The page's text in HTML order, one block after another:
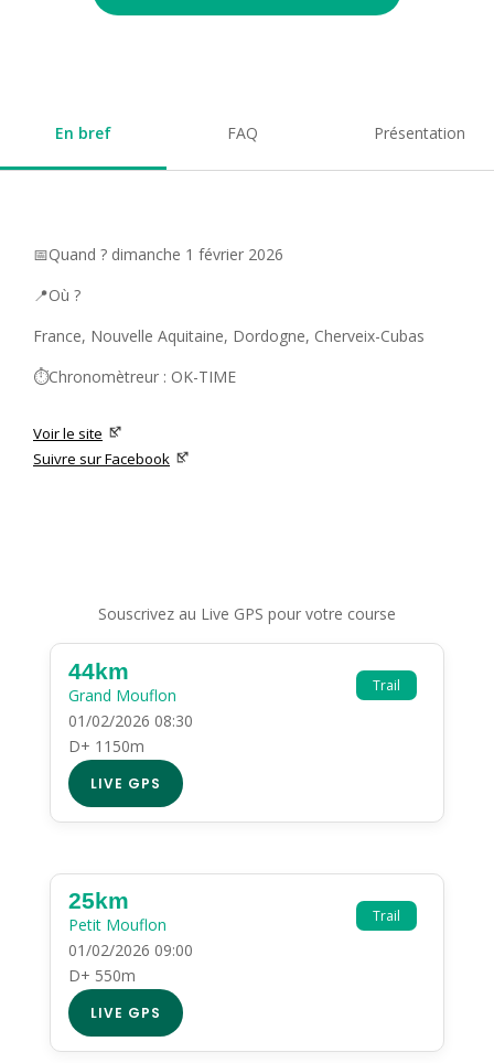
En bref FAQ Présentation
📅Quand ? dimanche 1 février 2026
📍Où ?
France, Nouvelle Aquitaine, Dordogne, Cherveix-Cubas
⏱️Chronomètreur : OK-TIME
Voir le site
Suivre sur Facebook
Souscrivez au Live GPS pour votre course
Trail
44km
Grand Mouflon
01/02/2026 08:30
D+ 1150m
LIVE GPS
Trail
25km
Petit Mouflon
01/02/2026 09:00
D+ 550m
LIVE GPS